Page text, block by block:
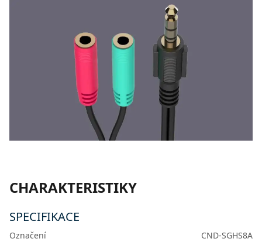
CHARAKTERISTIKY
SPECIFIKACE
Označení
CND-SGHS8A